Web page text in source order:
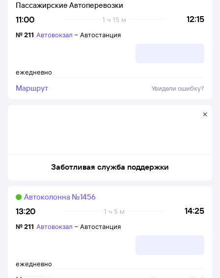
11:00 12:15
1 ч 15 м
Пассажирские Автоперевозки
ежедневно
№211 Автовокзал – Автостанция
Маршрут Увидели ошибку?
Заботливая служба поддержки
13:20 14:25
1 ч 5 м
Автоколонна №1456
ежедневно
№211 Автовокзал – Автостанция